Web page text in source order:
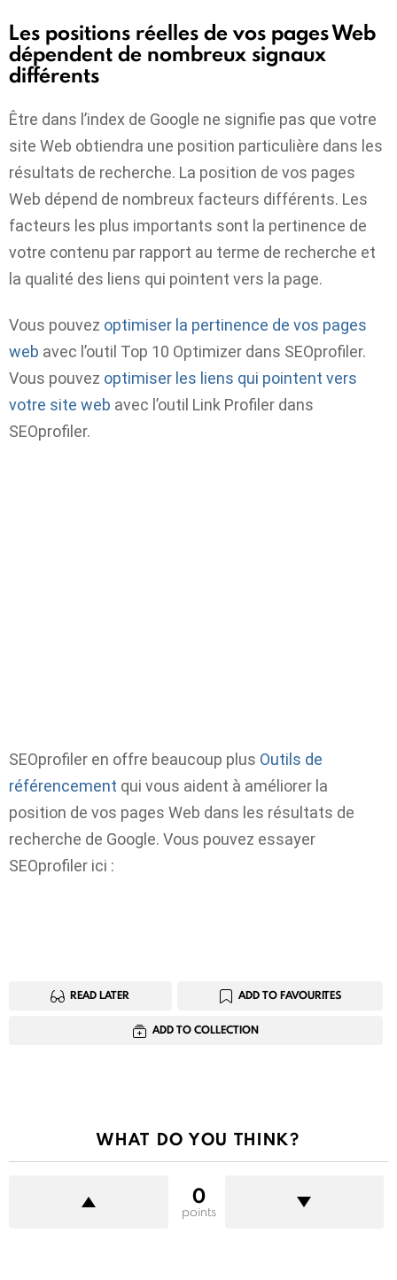
Les positions réelles de vos pages Web
dépendent de nombreux signaux
différents
Être dans l’index de Google ne signifie pas que votre
site Web obtiendra une position particulière dans les
résultats de recherche. La position de vos pages
Web dépend de nombreux facteurs différents. Les
facteurs les plus importants sont la pertinence de
votre contenu par rapport au terme de recherche et
la qualité des liens qui pointent vers la page.
Vous pouvez optimiser la pertinence de vos pages
web avec l’outil Top 10 Optimizer dans SEOprofiler.
Vous pouvez optimiser les liens qui pointent vers
votre site web avec l’outil Link Profiler dans
SEOprofiler.
SEOprofiler en offre beaucoup plus Outils de
référencement qui vous aident à améliorer la
position de vos pages Web dans les résultats de
recherche de Google. Vous pouvez essayer
SEOprofiler ici :
READ LATER ADD TO FAVOURITES
ADD TO COLLECTION
WHAT DO YOU THINK?
0
points